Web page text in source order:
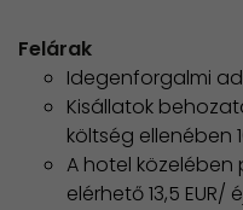
Felárak
Idegenforgalmi
Kisállatok
költség ellenében
A hotel
elérhető 13,5 EUR/